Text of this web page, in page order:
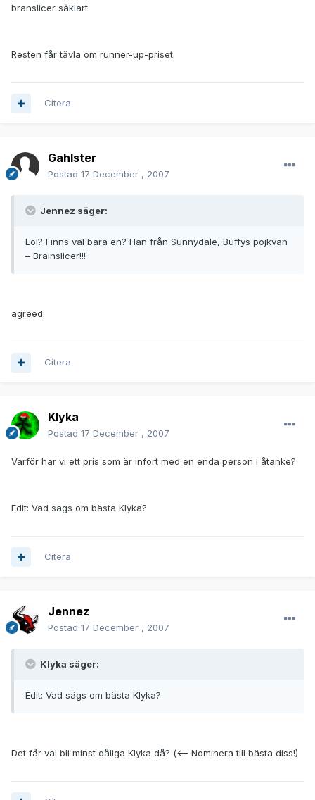
branslicer såklart.
Resten får tävla om runner-up-priset.
Citera
Gahlster
Postad 17 December , 2007
Jennez säger:
Lol? Finns väl bara en? Han från Sunnydale, Buffys pojkvän
– Brainslicer!!!
agreed
Citera
Klyka
Postad 17 December , 2007
Varför har vi ett pris som är infört med en enda person i åtanke?
Edit: Vad sägs om bästa Klyka?
Citera
Jennez
Postad 17 December , 2007
Klyka säger:
Edit: Vad sägs om bästa Klyka?
Det får väl bli minst dåliga Klyka då? (<-- Nominera till bästa diss!)